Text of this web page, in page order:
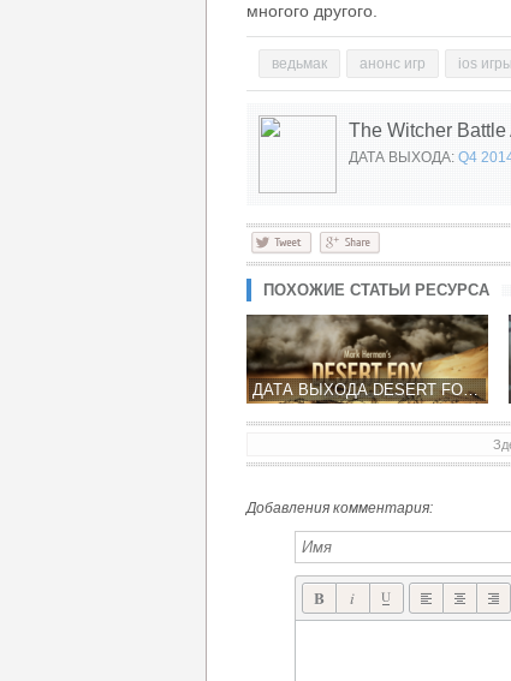
многого другого.
ведьмак анонс игр ios игры
The Witcher Battle
ДАТА ВЫХОДА: Q4
ПОХОЖИЕ СТАТЬИ РЕСУРСА
ДАТА ВЫХОДА DESERT FOX: THE BATTLE OF EL ALAMEIN
Добавления комментария: